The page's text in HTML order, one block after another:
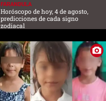
FARANDULA
Horóscopo de hoy, 4 de agosto,
predicciones de cada signo
zodiacal